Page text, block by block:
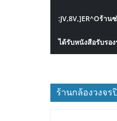
:JV,8V,]ER^Oร้า
ได้รับหนังสือรับรอ
ร้านกล้องวงจร